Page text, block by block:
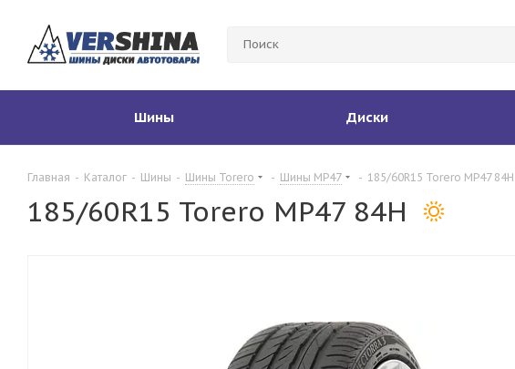
Шины Диски
Главная - Каталог - Шины - Шины Torero - Шины MP47 - 185/60R15 Torero MP47 84H
185/60R15 Torero MP47 84H